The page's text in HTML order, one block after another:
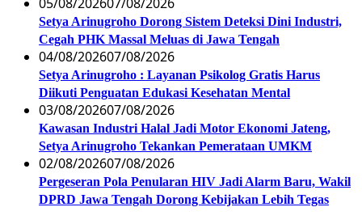
Setya Arinugroho Dorong Sistem Deteksi Dini Industri,
Cegah PHK Massal Meluas di Jawa Tengah
04/08/202607/08/2026
Setya Arinugroho : Layanan Psikolog Gratis Harus
Diikuti Penguatan Edukasi Kesehatan Mental
03/08/202607/08/2026
Kawasan Industri Halal Jadi Motor Ekonomi Jateng,
Setya Arinugroho Tekankan Pemerataan UMKM
02/08/202607/08/2026
Pergeseran Pola Penularan HIV Jadi Alarm Baru, Wakil
DPRD Jawa Tengah Dorong Kebijakan Lebih Tegas